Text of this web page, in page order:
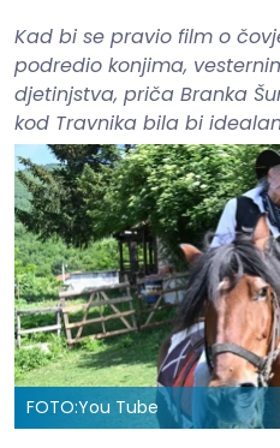
Kad bi se pravio film o
podredio konjima,
d‌jetinjstva, priča Branka
kod Travnika bila bi
FOTO:You Tube